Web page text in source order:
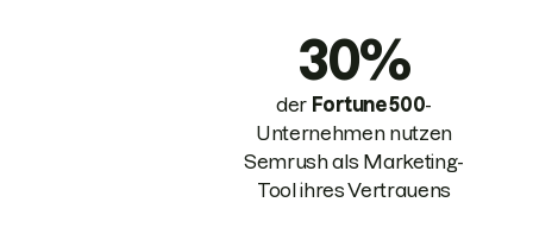
30%
der Fortune 500-
Unternehmen nutzen
Semrush als Marketing-
Tool ihres Vertrauens